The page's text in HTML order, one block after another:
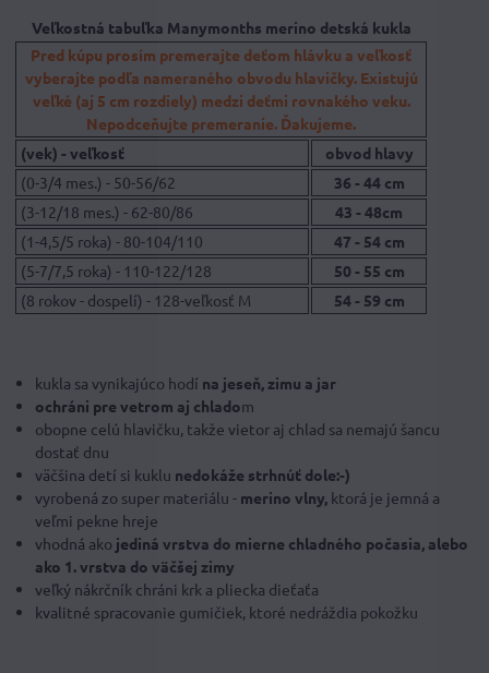
Veľkostná tabuľka Manymonths merino detská kukla
Pred kúpu prosím premerajte deťom hlávku a veľkosť
vyberajte podľa nameraného obvodu hlavičky. Existujú
veľké (aj 5 cm rozdiely) medzi deťmi rovnakého veku.
Nepodceňujte premeranie. Ďakujeme.
(vek) - veľkosť
obvod hlavy
(0-3/4 mes.) - 50-56/62
36 - 44 cm
(3-12/18 mes.) - 62-80/86
43 - 48cm
(1-4,5/5 roka) - 80-104/110
47 - 54 cm
(5-7/7,5 roka) - 110-122/128
50 - 55 cm
(8 rokov - dospelí) - 128-veľkosť M
54 - 59 cm
kukla sa vynikajúco hodí na jeseň, zimu a jar
ochráni pre vetrom aj chladom
obopne celú hlavičku, takže vietor aj chlad sa nemajú šancu
dostať dnu
väčšina detí si kuklu nedokáže strhnúť dole:-)
vyrobená zo super materiálu - merino vlny, ktorá je jemná a
veľmi pekne hreje
vhodná ako jediná vrstva do mierne chladného počasia, alebo
ako 1. vrstva do väčšej zimy
veľký nákrčník chráni krk a pliecka dieťaťa
kvalitné spracovanie gumičiek, ktoré nedráždia pokožku